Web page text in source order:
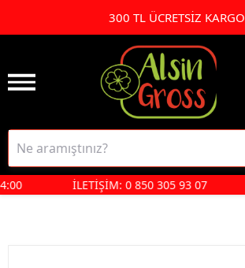
300 TL ÜCRETSİZ KARGO
İLETİŞİM: 0 850 305 93 07